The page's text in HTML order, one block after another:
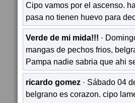
Cipo vamos por el ascenso.
pasa no tienen huevo para
Verde de mi mida!!! ·
mangas de pechos frios,
Pampa nadie sabria que ahi
ricardo gomez · Sábado 04
belgrano es corazon. cipo